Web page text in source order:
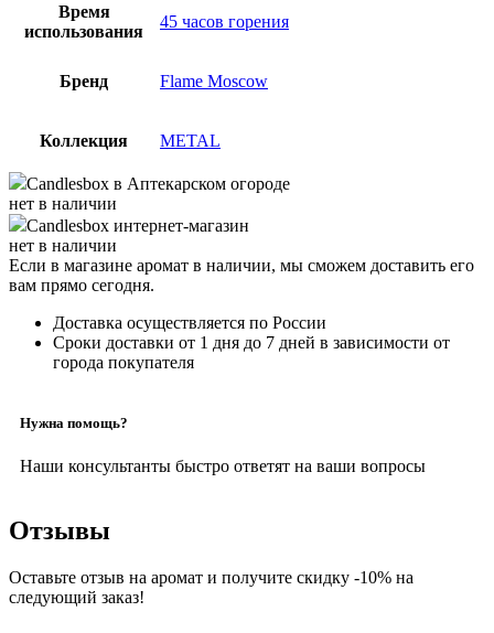
Время
использования
45 часов горения
Бренд Flame Moscow
Коллекция METAL
Candlesbox в Аптекарском огороде
нет в наличии
Candlesbox интернет-магазин
нет в наличии
Если в магазине аромат в наличии, мы сможем доставить его
вам прямо сегодня.
Доставка осуществляется по России
Сроки доставки от 1 дня до 7 дней в зависимости от
города покупателя
Нужна помощь?
Наши консультанты быстро ответят на ваши вопросы
Отзывы
Оставьте отзыв на аромат и получите скидку -10% на
следующий заказ!